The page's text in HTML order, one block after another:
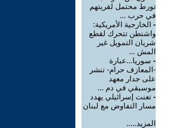
تورط محتمل لقريتهم
في حرب ...
- الخارجية الأمريكية:
واشنطن تتحرك لقطع
شريان التمويل غير
المش ...
- سوريا...عبارة
-المعازف حرام- تنشر
على جدار معهد
موسيقي في دم ...
- تعنت إسرائيلي يهدد
مسار التفاوض مع لبنان
المزيد.....